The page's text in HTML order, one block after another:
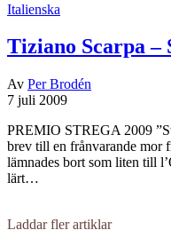
Italienska
Tiziano Scarpa –
Av Per Brodén
7 juli 2009
PREMIO STREGA 2009
brev till en frånvarande mor
lämnades bort som liten till
lärt…
Laddar fler artiklar